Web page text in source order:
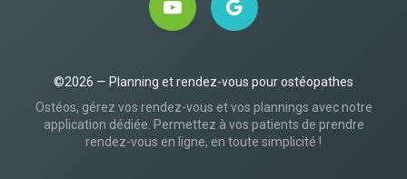
©2026 — Planning et rendez-vous pour ostéopathes
Ostéos, gérez vos rendez-vous et vos plannings avec notre
application dédiée. Permettez à vos patients de prendre
rendez-vous en ligne, en toute simplicité !